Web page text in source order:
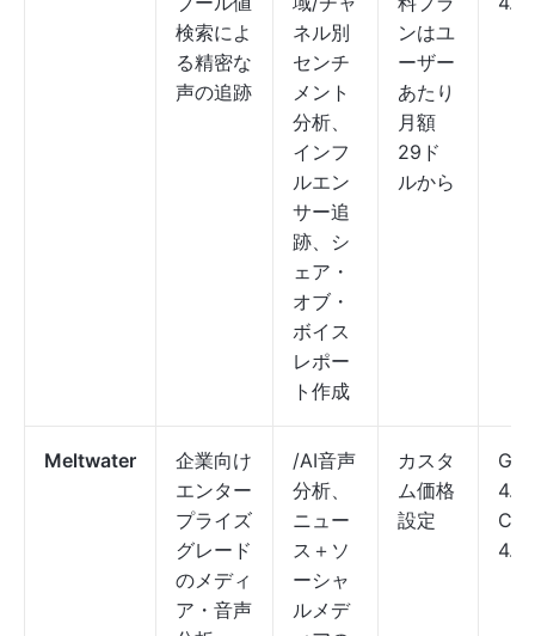
検索によ
る精密な
声の追跡
ネル別
センチ
メント
分析、
インフ
ルエン
サー追
跡、シ
ェア・
オブ・
ボイス
レポー
ト作成
ンはユ
ーザー
あたり
月額
29ド
ルから
Meltwater
企業向け
エンター
プライズ
グレード
のメディ
ア・音声
/AI音声
分析、
ニュー
ス＋ソ
ーシャ
ルメデ
カスタ
ム価格
設定
G2: